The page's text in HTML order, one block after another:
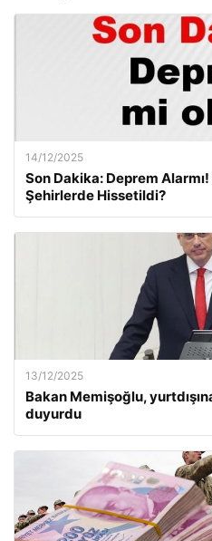
14/12/2025
Son Dakika: Deprem
Şehirlerde Hissetildi?
13/12/2025
Bakan Memişoğlu,
duyurdu